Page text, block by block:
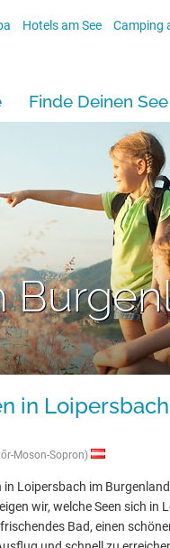
Hotels am See Camping
Finde Deinen See
in
Moson-Sopron)
Loipersbach im
wir, welche Seen sich in
Bad, einen